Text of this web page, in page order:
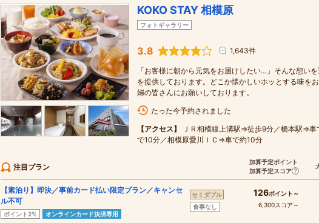
KOKO STAY 相模原
フォトギャラリー
3.8 1,643件
「お客様に朝から元気をお届けしたい…」そんな想い
を提供しております。どこか懐かしいホッとする味を
婦の皆さんにお願いしております。
たった今予約されました
【アクセス】
ＪＲ相模線上溝駅⇒徒歩9分／橋本駅⇒
で10分／相模原愛川ＩＣ⇒車で約10分
注目プラン
加算予定ポイント
加算予定スコア
【素泊り】即決／事前カード払い限定プラン／キャンセ
ル不可
ポイント2% オンラインカード決済専用
セミダブル
食事なし
126ポイント～
6,300スコア～